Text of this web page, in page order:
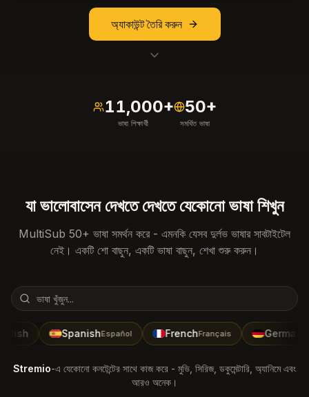
অ্যাকাউন্ট তৈরি করুন
11,000+
ভাষা শিক্ষার্থী
50+
সমর্থিত ভাষা
যা ভালোবাসেন দেখতে দেখতে যেকোনো ভাষা শিখুন
MultiSub 50+ ভাষা সমর্থন করে - এমনকি যেসব দুর্লভ ভাষার সাবটাইটেল
নেই। একটি শো বাছুন, একটি ভাষা বাছুন, শেখা শুরু করুন।
SpanishEspañol FrenchFrançais German
Stremio-এ যেকোনো কনটেন্টের সাথে কাজ করে - মুভি, সিরিজ, ডকুমেন্টারি, অ্যানিমে এবং
আরও অনেক।